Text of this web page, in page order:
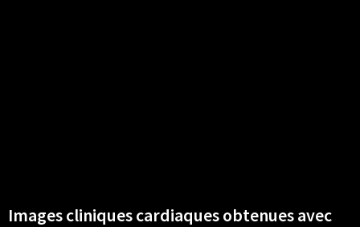
Images cliniques cardiaques obtenues avec